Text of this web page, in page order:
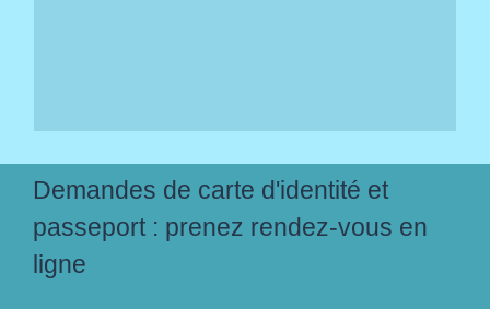
Demandes de carte d'identité et
passeport : prenez rendez-vous en
ligne